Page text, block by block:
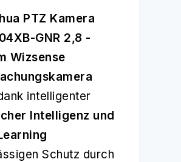
PTZ Kamera
GNR 2,8 -
Wizsense
intelligenter
Intelligenz und
Schutz durch